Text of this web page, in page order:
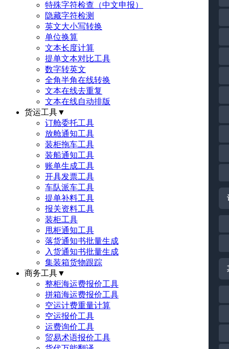
特殊字符检查（中文申报）
隐藏字符检测
英文大小写转换
单位换算
文本长度计算
提单文本对比工具
数字转英文
全角半角在线转换
文本在线去重复
文本在线自动排版
货运工具▼
订舱委托工具
放舱通知工具
装柜拖车工具
装船通知工具
账单生成工具
开具发票工具
车队派车工具
提单补料工具
报关资料工具
装柜工具
甩柜通知工具
落货通知书批量生成
入货通知书批量生成
集装箱货物跟踪
商务工具▼
整柜海运费报价工具
拼箱海运费报价工具
空运计费重量计算
空运报价工具
运费询价工具
贸易术语报价工具